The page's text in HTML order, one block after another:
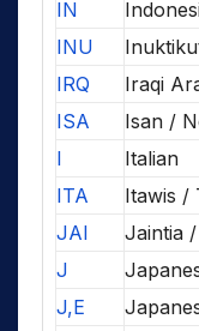
IN
INU
IRQ
Iraqi
ISA
Isan /
I
Italian
ITA
Itawis /
JAI
Jaintia
J
J,E